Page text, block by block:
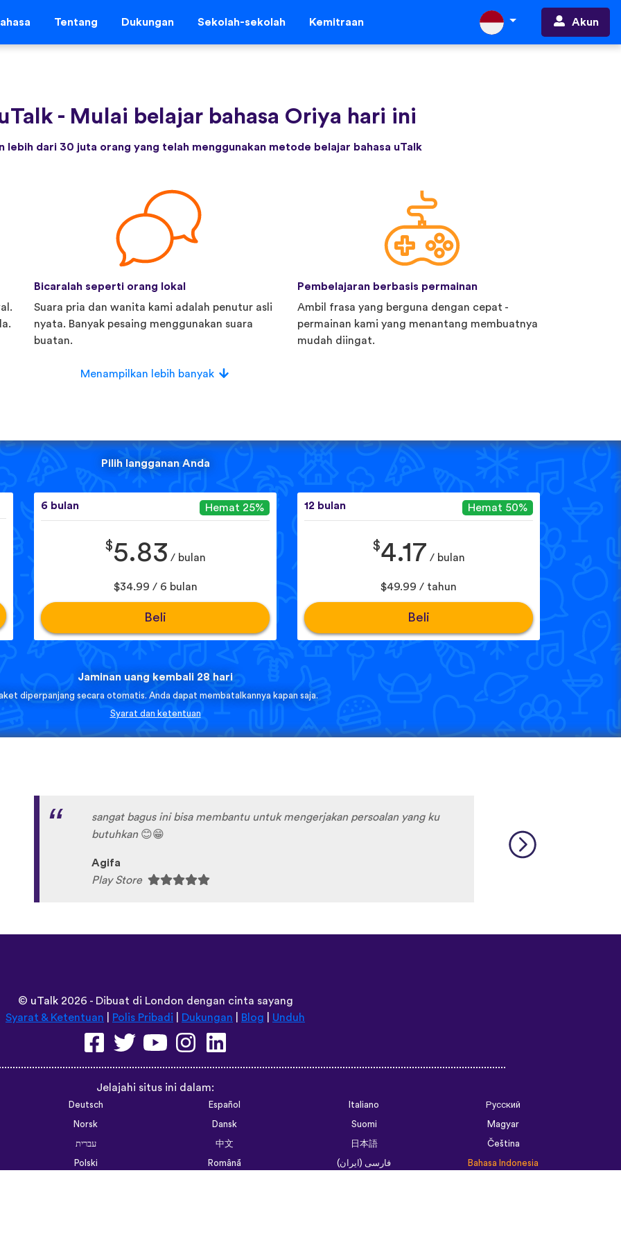
Tentang Dukungan Sekolah-sekolah Kemitraan Akun
- Mulai belajar bahasa Oriya hari ini
lebih dari 30 juta orang yang telah menggunakan metode belajar bahasa uTalk
Bicaralah seperti orang lokal
Suara pria dan wanita kami adalah penutur asli
nyata. Banyak pesaing menggunakan suara
buatan.
Pembelajaran berbasis permainan
Ambil frasa yang berguna dengan cepat -
permainan kami yang menantang membuatnya
mudah diingat.
Menampilkan lebih banyak
Pilih langganan Anda
6 bulan Hemat 25%
$5.83 / bulan
$34.99 / 6 bulan
Beli
12 bulan Hemat 50%
$4.17 / bulan
$49.99 / tahun
Beli
Jaminan uang kembali 28 hari
diperpanjang secara otomatis. Anda dapat membatalkannya kapan saja.
Syarat dan ketentuan
sangat bagus ini bisa membantu untuk mengerjakan persoalan yang ku
butuhkan 😊😁
Agifa
Play Store
© uTalk2026 - Dibuat di London dengan cinta sayang
Syarat & Ketentuan
Polis Pribadi Dukungan Blog Unduh
Jelajahi situs ini dalam:
Deutsch Español Italiano
Русский
Norsk
Dansk Suomi
Magyar
עברית
中文 日本語
Čeština
Polski
Română فارسی (ایران)
Bahasa Indonesia